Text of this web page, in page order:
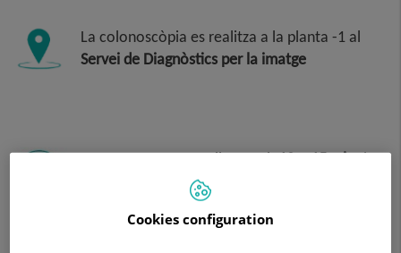
La colonoscòpia es realitza a la planta -1 al
Servei de Diagnòstics per la imatge
Es recomana que arribeu amb10 o 15 minuts
Cookies configuration